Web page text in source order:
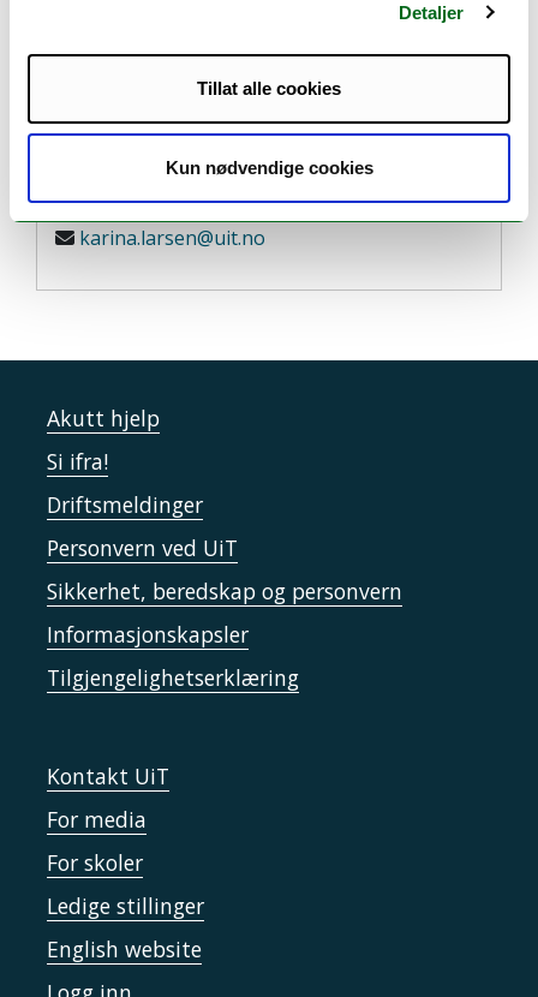
Detaljer
Tillat alle cookies
Kun nødvendige cookies
Karina Larsen
Telefon: +4777646497
Campus: Tromsø
karina.larsen@uit.no
Akutt hjelp
Si ifra!
Driftsmeldinger
Personvern ved UiT
Sikkerhet, beredskap og personvern
Informasjonskapsler
Tilgjengelighetserklæring
Kontakt UiT
For media
For skoler
Ledige stillinger
English website